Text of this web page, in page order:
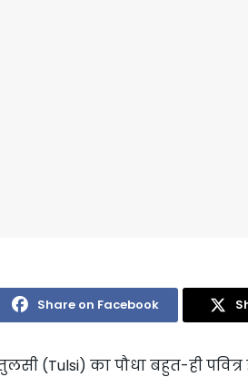
Share on Facebook
(Tulsi) का पौधा बहुत-ही